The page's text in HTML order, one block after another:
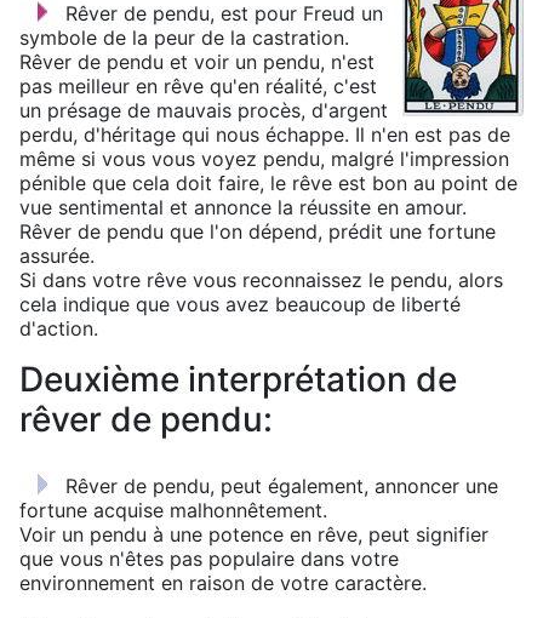
Rêver de pendu, est pour Freud un
symbole de la peur de la castration.
Rêver de pendu et voir un pendu, n'est
pas meilleur en rêve qu'en réalité, c'est
un présage de mauvais procès, d'argent
perdu, d'héritage qui nous échappe. Il n'en est pas de
même si vous vous voyez pendu, malgré l'impression
pénible que cela doit faire, le rêve est bon au point de
vue sentimental et annonce la réussite en amour.
Rêver de pendu que l'on dépend, prédit une fortune
assurée.
Si dans votre rêve vous reconnaissez le pendu, alors
cela indique que vous avez beaucoup de liberté
d'action.
Deuxième interprétation de
rêver de pendu:
Rêver de pendu, peut également, annoncer une
fortune acquise malhonnêtement.
Voir un pendu à une potence en rêve, peut signifier
que vous n'êtes pas populaire dans votre
environnement en raison de votre caractère.